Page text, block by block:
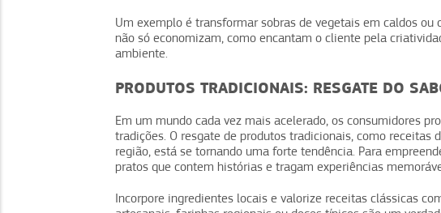
Um exemplo é transformar sobras de vegetais em caldos ou
não só economizam, como encantam o cliente pela
ambiente.
PRODUTOS TRADICIONAIS: RESGATE DO
Em um mundo cada vez mais acelerado, os consumidores
tradições. O resgate de produtos tradicionais, como receitas
região, está se tornando uma forte tendência. Para
pratos que contem histórias e tragam experiências
Incorpore ingredientes locais e valorize receitas clássicas